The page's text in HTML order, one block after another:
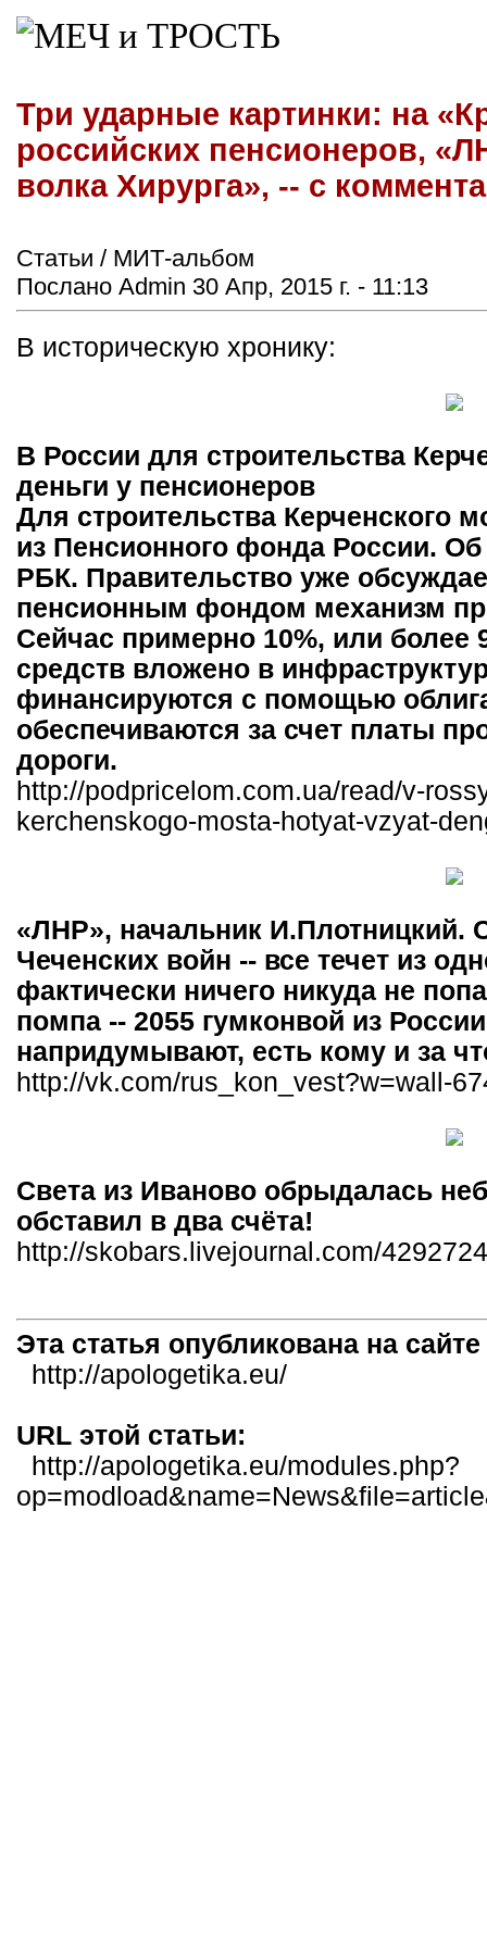
Три ударные картинки: на
российских пенсионеров,
волка Хирурга», -- с
Статьи / МИТ-альбом
Послано Admin 30 Апр, 2015 г. - 11:13
В историческую хронику:
В России для строительства
деньги у пенсионеров
Для строительства Керченского
из Пенсионного фонда России.
РБК. Правительство уже
пенсионным фондом механизм
Сейчас примерно 10%, или
средств вложено в
финансируются с помощью
обеспечиваются за счет платы
дороги.
http://podpricelom.com.ua/read/v-
kerchenskogo-mosta-hotyat-vzyat-
«ЛНР», начальник И.Плотницкий.
Чеченских войн -- все течет из
фактически ничего никуда не
помпа -- 2055 гумконвой из
напридумывают, есть кому и за
http://vk.com/rus_kon_vest?w=wall-
Света из Иваново обрыдалась
обставил в два счёта!
http://skobars.livejournal.com/
Эта статья опубликована на
http://apologetika.eu/
URL этой статьи:
http://apologetika.eu/modules.php?